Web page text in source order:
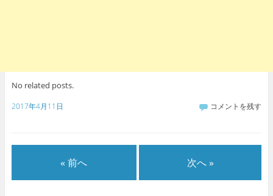
No related posts.
2017年4月11日 コメントを残す
« 前へ 次へ »